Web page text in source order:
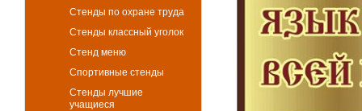
Стенды по охране труда
Стенды классный уголок
Стенд меню
Спортивные стенды
Стенды лучшие
учащиеся